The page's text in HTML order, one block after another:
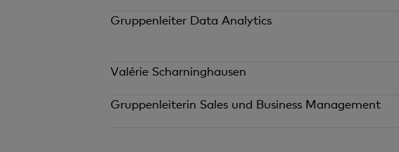
Gruppenleiter Data Analytics
Valérie Scharninghausen
Gruppenleiterin Sales und Business Management